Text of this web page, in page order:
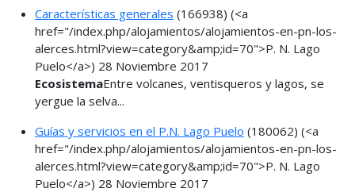
Características generales (166938) (<a
href="/index.php/alojamientos/alojamientos-en-pn-los-
alerces.html?view=category&amp;id=70">P. N. Lago
Puelo</a>) 28 Noviembre 2017
EcosistemaEntre volcanes, ventisqueros y lagos, se
yergue la selva...
Guías y servicios en el P.N. Lago Puelo (180062) (<a
href="/index.php/alojamientos/alojamientos-en-pn-los-
alerces.html?view=category&amp;id=70">P. N. Lago
Puelo</a>) 28 Noviembre 2017